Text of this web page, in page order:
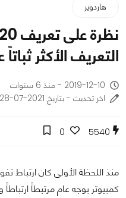
هاردوير
التعريف الأكثر
2019-12-10 - منذ 6 سنوات
اخر تحديث - بتاريخ 2021-07-28
5540
0
منذ اللحظة الأولى كان ارتباط
كمبيوتر بوجه عام مرتبطاً